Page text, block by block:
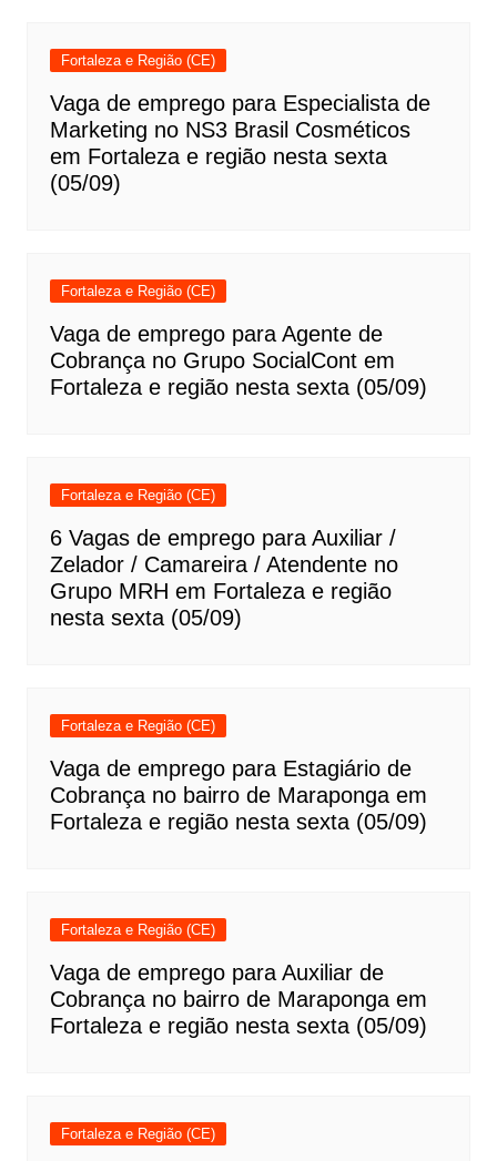
Fortaleza e Região (CE)
Vaga de emprego para Especialista de
Marketing no NS3 Brasil Cosméticos
em Fortaleza e região nesta sexta
(05/09)
Fortaleza e Região (CE)
Vaga de emprego para Agente de
Cobrança no Grupo SocialCont em
Fortaleza e região nesta sexta (05/09)
Fortaleza e Região (CE)
6 Vagas de emprego para Auxiliar /
Zelador / Camareira / Atendente no
Grupo MRH em Fortaleza e região
nesta sexta (05/09)
Fortaleza e Região (CE)
Vaga de emprego para Estagiário de
Cobrança no bairro de Maraponga em
Fortaleza e região nesta sexta (05/09)
Fortaleza e Região (CE)
Vaga de emprego para Auxiliar de
Cobrança no bairro de Maraponga em
Fortaleza e região nesta sexta (05/09)
Fortaleza e Região (CE)